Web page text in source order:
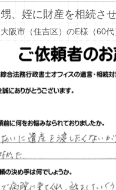
甥、姪に財産を相続さ
大阪市（住吉区）のE様（60代